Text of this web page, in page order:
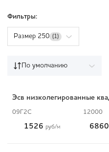
Фильтры:
Размер 250 (1)
По умолчанию
Эсв низколегированные
09Г2С 12000
1526 руб/м